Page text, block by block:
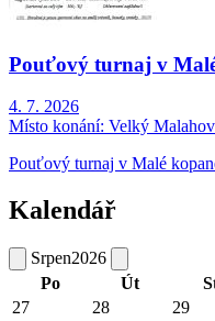
Pouťový turnaj v
4. 7. 2026
Místo konání: Velký
Pouťový turnaj v Malé
Kalendář
Srpen2026
Po
Út
27
28 29